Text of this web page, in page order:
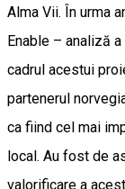
Alma Vii. În urma
Enable – analiză
cadrul acestui
partenerul
ca fiind cel mai
local. Au fost de
valorificare a